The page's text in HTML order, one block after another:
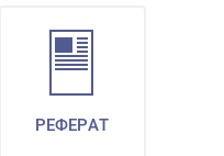
РЕФЕРАТ